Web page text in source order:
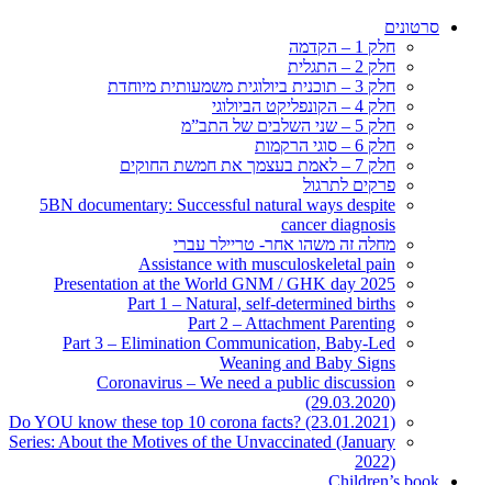
סרטונים
חלק 1 – הקדמה
חלק 2 – התגלית
חלק 3 – תוכנית ביולוגית משמעותית מיוחדת
חלק 4 – הקונפליקט הביולוגי
חלק 5 – שני השלבים של התב”מ
חלק 6 – סוגי הרקמות
חלק 7 – לאמת בעצמך את חמשת החוקים
פרקים לתרגול
5BN documentary: Successful natural ways despite
cancer diagnosis
מחלה זה משהו אחר- טריילר עברי
Assistance with musculoskeletal pain
Presentation at the World GNM / GHK day 2025
Part 1 – Natural, self-determined births
Part 2 – Attachment Parenting
Part 3 – Elimination Communication, Baby-Led
Weaning and Baby Signs
Coronavirus – We need a public discussion
(29.03.2020)
Do YOU know these top 10 corona facts? (23.01.2021)
Series: About the Motives of the Unvaccinated (January
2022)
Children’s book